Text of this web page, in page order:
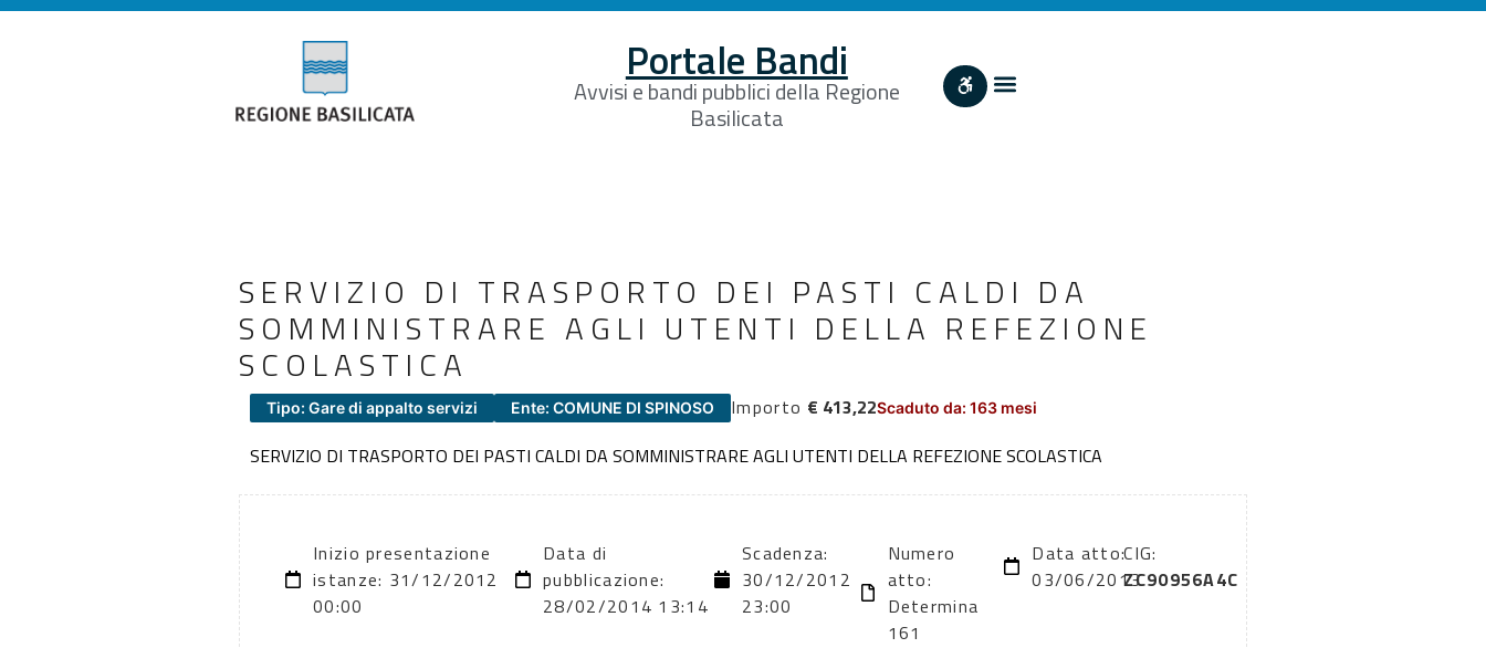
Portale Bandi
Avvisi e bandi pubblici della Regione
Basilicata
SERVIZIO DI TRASPORTO DEI PASTI CALDI DA
SOMMINISTRARE AGLI UTENTI DELLA REFEZIONE
SCOLASTICA
Tipo: Gare di appalto servizi Ente: COMUNE DI SPINOSO Importo € 413,22Scaduto da: 163 mesi
SERVIZIO DI TRASPORTO DEI PASTI CALDI DA SOMMINISTRARE AGLI UTENTI DELLA REFEZIONE SCOLASTICA
Inizio presentazione
istanze: 31/12/2012
00:00
Data di
pubblicazione:
28/02/2014 13:14
Scadenza:
30/12/2012
23:00
Numero
atto:
Determina
161
Data atto:
03/06/2013
CIG:
ZC90956A4C